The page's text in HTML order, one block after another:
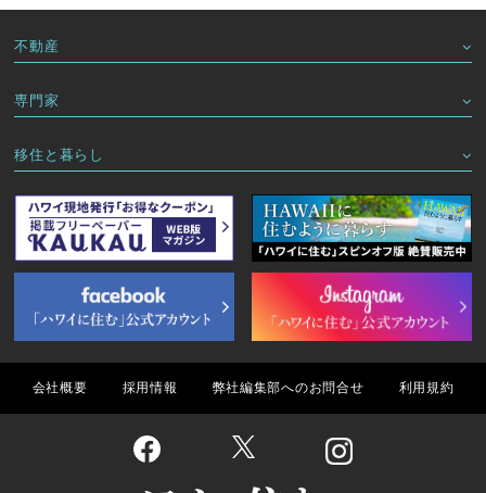
不動産
専門家
移住と暮らし
会社概要 採用情報 弊社編集部へのお問合せ 利用規約